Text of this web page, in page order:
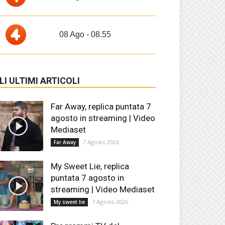
08 Ago - 08.55
ULTIMI ARTICOLI
Far Away, replica puntata 7
agosto in streaming | Video
Mediaset
Far Away 7 Agosto 2026
My Sweet Lie, replica
puntata 7 agosto in
streaming | Video Mediaset
My sweet lie 7 Agosto 2026